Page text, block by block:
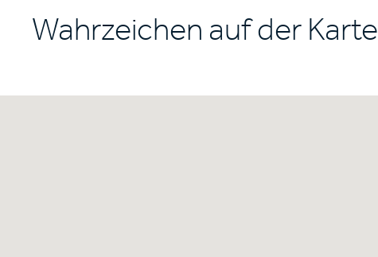
Wahrzeichen auf der Karte